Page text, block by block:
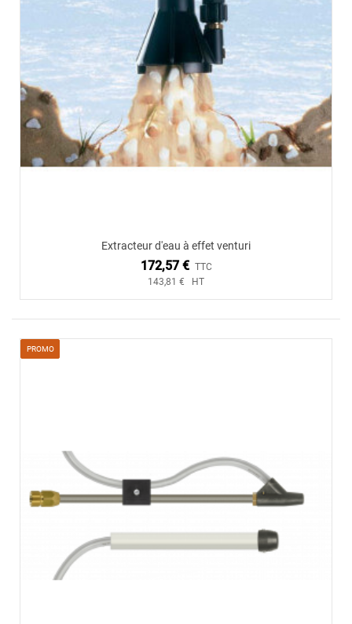
Extracteur d'eau à effet venturi
172,57 € TTC
143,81 € HT
PROMO